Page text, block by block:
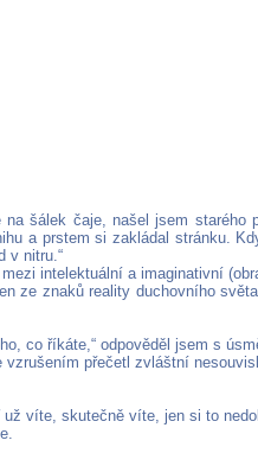
šálek čaje, našel jsem starého
a prstem si zakládal stránku.
v nitru.“
mezi intelektuální a imaginativní
ze znaků reality duchovního
co říkáte,“ odpověděl jsem s
přečetl zvláštní
už víte, skutečně víte, jen si to